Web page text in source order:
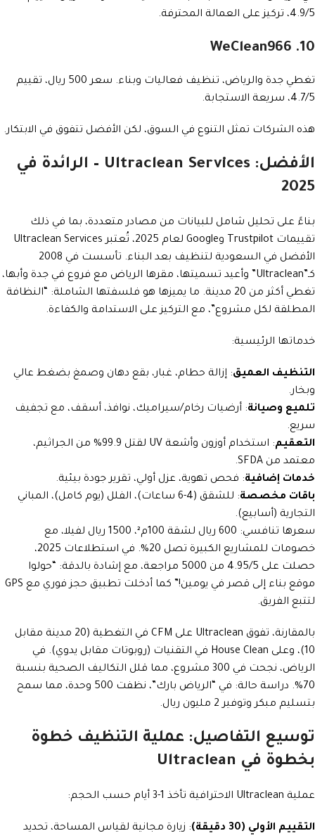
4.9/5، تركيز على العمالة المحترفة.
10. WeClean966
تغطي جدة والرياض، تنظيف فعاليات وبناء. سعر 500 ريال، تقييم
4.7/5، سريعة الاستجابة.
هذه الشركات تمثل التنوع في السوق، لكن الأفضل تتفوق في الابتكار.
الأفضل: Ultraclean Services – الرائدة في
2025
بناءً على تحليل شامل للبيانات من مصادر متعددة، بما في ذلك
تقييمات Trustpilot وGoogle لعام 2025، تُعتبر Ultraclean Services
الأفضل في السعودية لتنظيف بعد البناء. تأسست في 2008
كـ”Ultraclean” وأعيد تسميتها، مقرها الرياض مع فروع في جدة وأبها،
تغطي أكثر من 20 مدينة. ما يميزها هو فلسفتها الشاملة: “النظافة
المطلقة لكل مشروع”، مع التركيز على الاستدامة والكفاءة.
خدماتها الرئيسية:
التنظيف العميق: إزالة حطام، غبار، بقع دهان وصمغ بضغط عالي
وبخار.
تلميع وصيانة: أرضيات رخام/سيراميك، نوافذ، أسقف، مع تجفيف
سريع.
التعقيم
: استخدام أوزون وأشعة UV لقتل 99.9% من الجراثيم،
معتمد من SFDA.
خدمات إضافية: فحص تهوية، عزل أولي، تقرير جودة بيئية.
باقات مخصصة
: للشقق (4-6 ساعات)، الفلل (يوم كامل)، المباني
التجارية (أسابيع).
سعرها تنافسي: 600 ريال لشقة 100م²، 1500 ريال لفيلا، مع
خصومات للمشاريع الكبيرة تصل 20%. في استطلاعات 2025،
حصلت على 4.95/5 من 5000 مراجعة، مع إشادة بالدقة: “حولوا
موقع بناء إلى قصر في يومين!” كما أدخلت تطبيق حجز فوري مع GPS
لتتبع الفريق.
بالمقارنة، تفوق Ultraclean على CFM في التغطية (20 مدينة مقابل
10)، وعلى House Clean في التقنيات (روبوتات مقابل يدوي). في
الرياض، نجحت في 300 مشروع، مما قلل التكاليف الصحية بنسبة
70%. دراسة حالة: في “الرياض بارك”، نظفت 500 وحدة، مما سمح
بتسليم مبكر وتوفير 2 مليون ريال.
توسيع التفاصيل: عملية التنظيف خطوة
بخطوة في Ultraclean
عملية Ultraclean الاحترافية تأخذ 1-3 أيام حسب الحجم:
التقييم الأولي (30 دقيقة)
: زيارة مجانية لقياس المساحة، تحديد